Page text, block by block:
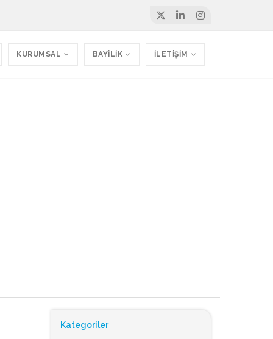
KURUMSAL BAYİLİK İLETİŞİM
Kategoriler